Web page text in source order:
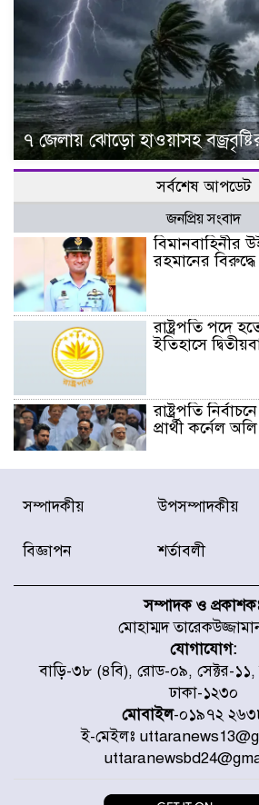
৭ জেলায় ঝোড়ো হাওয়াসহ
সর্বশেষ আপডেট
জনপ্রিয় সংবাদ
বিমানবাহিনীর
রহমানের বিরুদ্ধে
রাষ্ট্রপতি পদে
ইতিহাসে
রাষ্ট্রপতি
প্রার্থী কর্নেল
ডিএনসিসির সঙ্গে
নতুন উদ্যোগ
উদ্যোগে উত্তরা
পরিষ্কার-
ডিএমপির
৫০৪, উদ্ধার
সন্দ্বীপের চরে
সাগরে অবমুক্ত
সম্পাদকীয় উপসম্পাদকীয়
বিজ্ঞাপন শর্তাবলী
সম্পাদক ও
মোহাম্মদ
যোগাযোগ:
বাড়ি-৩৮ (৪বি), রোড-০৯, সেক্টর-১১,
ঢাকা-১২৩০
মোবাইল-০১৯৭২
ই-মেইলঃ